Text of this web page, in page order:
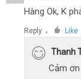
Hàng Ok, K
Reply ● Like
Thanh
Cảm